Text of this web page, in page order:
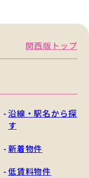
関西版トップ
沿線・駅名から探
す
新着物件
低賃料物件